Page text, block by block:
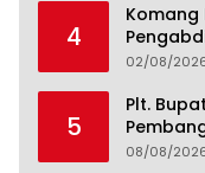
Menuju
4
Komang
02/08/
5
Plt.
pada
08/08/